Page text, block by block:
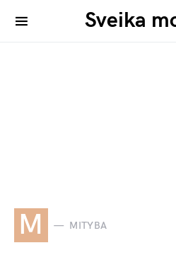
Sveika
M MITYBA